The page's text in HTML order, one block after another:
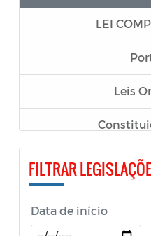
LEI
Leis
Código
FILTRAR
Data de início